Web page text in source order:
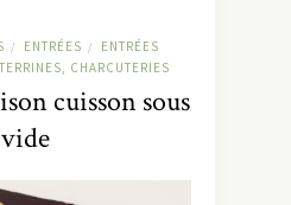
/ ENTRÉES /
ENTRÉES
CHARCUTERIES
cuisson sous
vide